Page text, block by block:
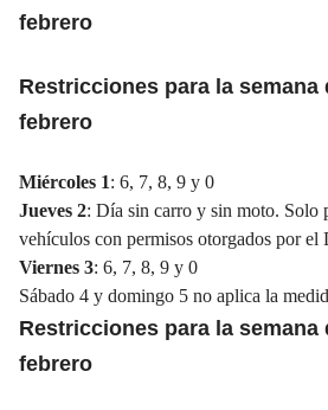
febrero
Restricciones para la semana
febrero
Miércoles 1: 6, 7, 8, 9 y 0
Jueves 2: Día sin carro y sin moto. Solo
vehículos con permisos otorgados por el
Viernes 3: 6, 7, 8, 9 y 0
Sábado 4 y domingo 5 no aplica la
Restricciones para la semana
febrero